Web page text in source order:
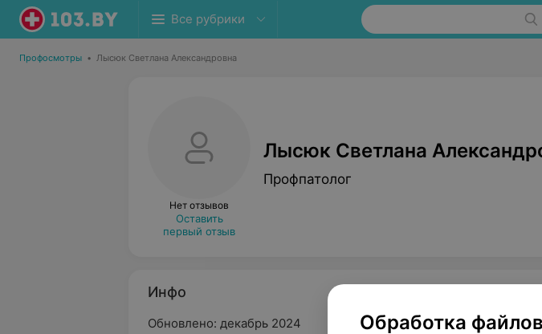
Все рубрики
Профосмотры • Лысюк Светлана Александровна
Нет отзывов
Оставить
первый отзыв
Лысюк Светлана
Профпатолог
Инфо
Обновлено: декабрь 2024 Обработка